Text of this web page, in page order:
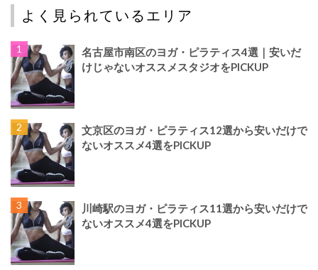
よく見られているエリア
名古屋市南区のヨガ・ピラティス4選｜安いだ
けじゃないオススメスタジオをPICKUP
文京区のヨガ・ピラティス12選から安いだけで
ないオススメ4選をPICKUP
川崎駅のヨガ・ピラティス11選から安いだけで
ないオススメ4選をPICKUP